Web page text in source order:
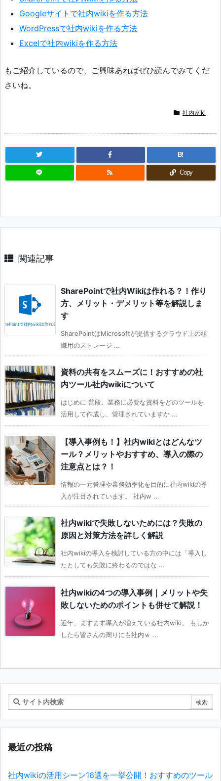
Googleサイトで社内wikiを作る方法
WordPressで社内wikiを作る方法
Excelで社内wikiを作る方法
もご紹介しているので、ご興味あればぜひ読んでみてくだ
さいね。
社内wiki
B!
Copy
関連記事
SharePointで社内Wikiは作れる？！作り
方、メリット・デメリット等を解説しま
す
SharePointはMicrosoftが提供するクラウド上の組
織用のストレージ ...
資料の共有をスムーズに！おすすめの社
内ツール社内wikiについて
はじめに 普段、業務に必要な資料をどのツールを
活用して作成し、管理されていますか ...
【導入事例も！】社内wikiとはどんなツ
ール？メリットやおすすめ、導入の際の
注意点とは？！
情報の一元管理や業務効率化を目的に社内wikiの導
入が注目されています。 社内w ...
社内wikiで失敗しないためには？失敗の
原因と対策方法を詳しく解説
社内wikiの導入を検討している方の中には「導入し
たとしても失敗に終わるのではな ...
社内wikiの4つの導入事例｜メリットや失
敗しないためのポイントも併せて解説！
近年、ますます導入が増えている社内wiki。 もしか
したら皆さんの周りにも社内ｗ ...
最近の投稿
社内wikiの活用シーン16選を一挙公開！おすすめのツール